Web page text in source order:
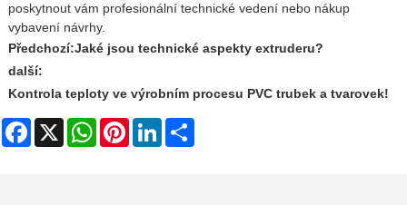
poskytnout vám profesionální technické vedení nebo nákup
vybavení návrhy.
Předchozí:Jaké jsou technické aspekty extruderu?
další:
Kontrola teploty ve výrobním procesu PVC trubek a tvarovek!
Facebook
X WhatsAppPinterestLinkedIn